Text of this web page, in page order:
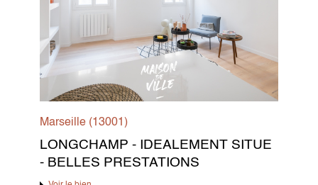
Marseille (13001)
LONGCHAMP - IDEALEMENT SITUE
- BELLES PRESTATIONS